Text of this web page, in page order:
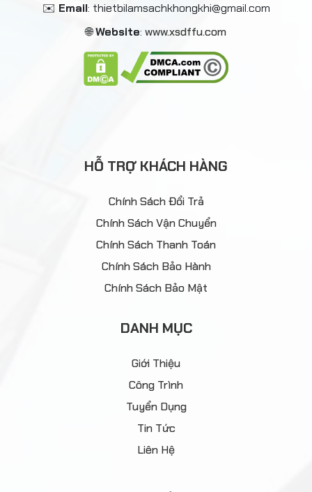
✉️ Email: thietbilamsachkhongkhi@gmail.com
🌐Website: www.xsdffu.com
HỖ TRỢ KHÁCH HÀNG
Chính Sách Đổi Trả
Chính Sách Vận Chuyển
Chính Sách Thanh Toán
Chính Sách Bảo Hành
Chính Sách Bảo Mật
DANH MỤC
Giới Thiệu
Công Trình
Tuyển Dụng
Tin Tức
Liên Hệ